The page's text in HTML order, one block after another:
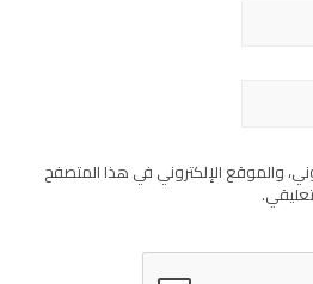
والموقع الإلكتروني في هذا المتصفح